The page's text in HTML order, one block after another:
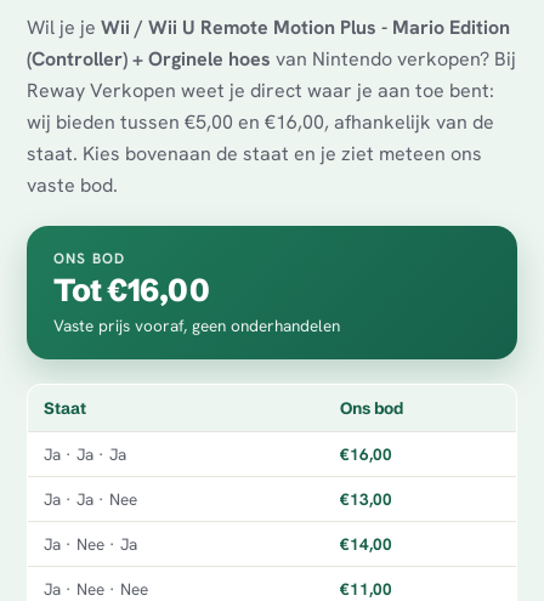
Wil je je Wii / Wii U Remote Motion Plus - Mario Edition
(Controller) + Orginele hoes van Nintendo verkopen? Bij
Reway Verkopen weet je direct waar je aan toe bent:
wij bieden tussen €5,00 en €16,00, afhankelijk van de
staat. Kies bovenaan de staat en je ziet meteen ons
vaste bod.
ONS BOD
Tot €16,00
Vaste prijs vooraf, geen onderhandelen
Staat Ons bod
Ja · Ja · Ja €16,00
Ja · Ja · Nee €13,00
Ja · Nee · Ja €14,00
Ja · Nee · Nee €11,00